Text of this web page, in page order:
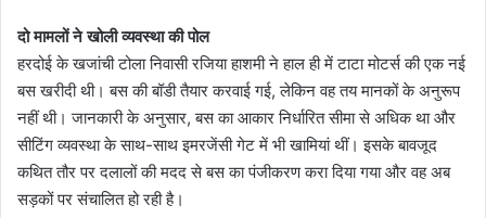
दो मामलों ने खोली व्यवस्था की पोल
हरदोई के खजांची टोला निवासी रजिया हाशमी ने हाल ही में टाटा मोटर्स की एक नई
बस खरीदी थी। बस की बॉडी तैयार करवाई गई, लेकिन वह तय मानकों के अनुरूप
नहीं थी। जानकारी के अनुसार, बस का आकार निर्धारित सीमा से अधिक था और
सीटिंग व्यवस्था के साथ-साथ इमरजेंसी गेट में भी खामियां थीं। इसके बावजूद
कथित तौर पर दलालों की मदद से बस का पंजीकरण करा दिया गया और वह अब
सड़कों पर संचालित हो रही है।